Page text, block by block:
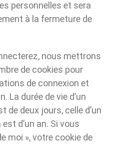
personnelles et sera
à la fermeture de
nous mettrons
de cookies pour
de connexion et
La durée de vie d’un
de deux jours, celle d’un
est d’un an. Si vous
moi », votre cookie de